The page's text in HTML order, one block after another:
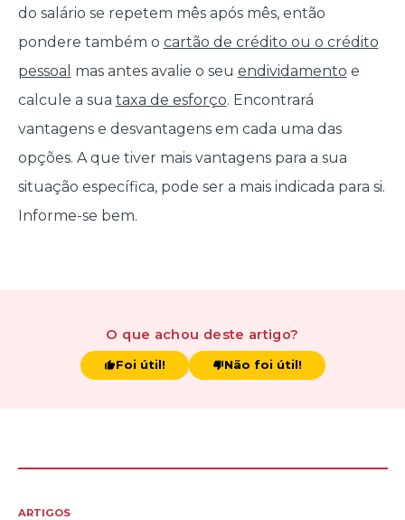
do salário se repetem mês após mês, então
pondere também o cartão de crédito ou o crédito
pessoal mas antes avalie o seu endividamento e
calcule a sua taxa de esforço. Encontrará
vantagens e desvantagens em cada uma das
opções. A que tiver mais vantagens para a sua
situação específica, pode ser a mais indicada para si.
Informe-se bem.
O que achou deste artigo?
Foi útil! Não foi útil!
ARTIGOS